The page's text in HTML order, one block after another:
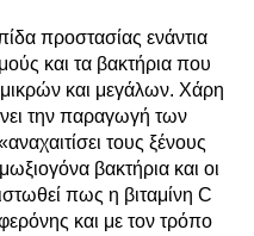
προστασίας ενάντια
και τα βακτήρια που
και μεγάλων. Χάρη
την παραγωγή των
τους ξένους
βακτήρια και οι
πως η βιταμίνη C
και με τον τρόπο